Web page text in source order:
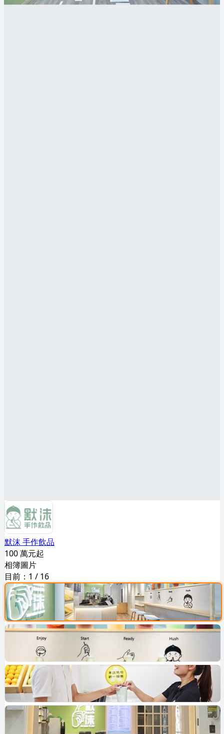
默沫 手作飲品
100 萬元起
相簿圖片
目前： 1 / 16